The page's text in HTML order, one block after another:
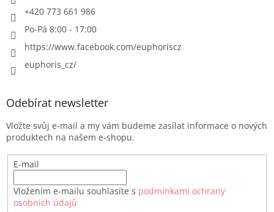
+420 773 661 986
Po-Pá 8:00 - 17:00
https://www.facebook.com/euphoriscz
euphoris_cz/
Odebírat newsletter
Vložte svůj e-mail a my vám budeme zasílat informace o nových
produktech na našem e-shopu.
E-mail
Vložením e-mailu souhlasíte s podmínkami ochrany
osobních údajů